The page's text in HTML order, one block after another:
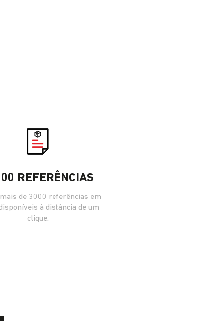
REFERÊNCIAS
de 3000 referências em
à distância de um
clique.